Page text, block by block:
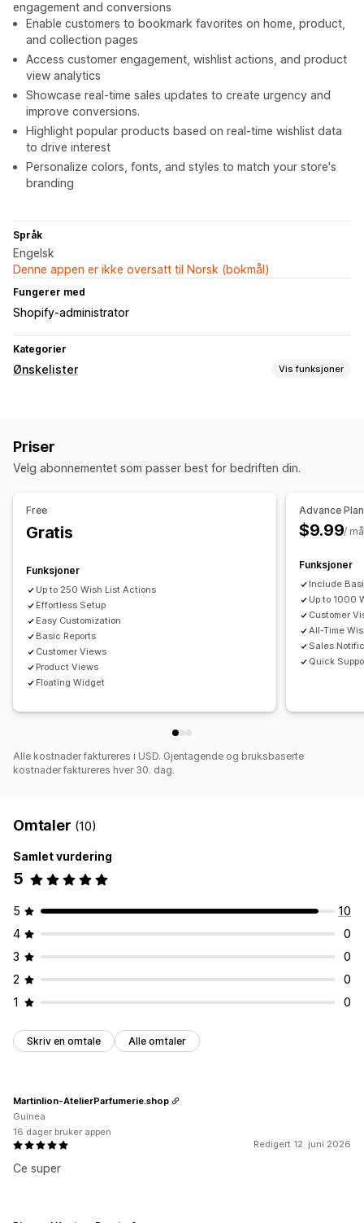
engagement and conversions
Enable customers to bookmark favorites on home, product,
and collection pages
Access customer engagement, wishlist actions, and product
view analytics
Showcase real-time sales updates to create urgency and
improve conversions.
Highlight popular products based on real-time wishlist data
to drive interest
Personalize colors, fonts, and styles to match your store's
branding
Språk
Engelsk
Denne appen er ikke oversatt til Norsk (bokmål)
Fungerer med
Shopify-administrator
Kategorier
Ønskelister Vis funksjoner
Lagre til senere
Tilpasset merkevarebygging
Kjøpsvarsler Prisvarsler
Priser
Velg abonnementet som passer best for bedriften din.
Free
Gratis
Funksjoner
Up to 250 Wish List Actions
Effortless Setup
Easy Customization
Basic Reports
Customer Views
Product Views
Floating Widget
Advance Plan
$9.99/
Funksjoner
Include
Up to 1000
Customer
All-Time
Sales
Quick
Alle kostnader faktureres i USD. Gjentagende og bruksbaserte
kostnader faktureres hver 30. dag.
Omtaler (10)
Samlet vurdering
5
5
10
4
0
3
0
2
0
1
0
Skriv en omtale Alle omtaler
Redigert 12. juni 2026
Ce super
Martinlion-AtelierParfumerie.shop
Guinea
16 dager bruker appen